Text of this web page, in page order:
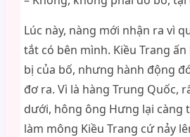
Lúc này, nàng mới nhận ra vì
tắt có bên mình. Kiều Trang
bị của bố, nhưng hành động
đơ ra. Vì là hàng Trung Quốc,
dưới, hông ông Hưng lại càng
làm mông Kiều Trang cứ nảy